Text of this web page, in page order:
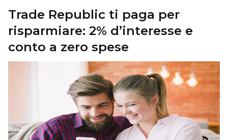
Trade Republic ti paga per
risparmiare: 2% d’interesse e
conto a zero spese